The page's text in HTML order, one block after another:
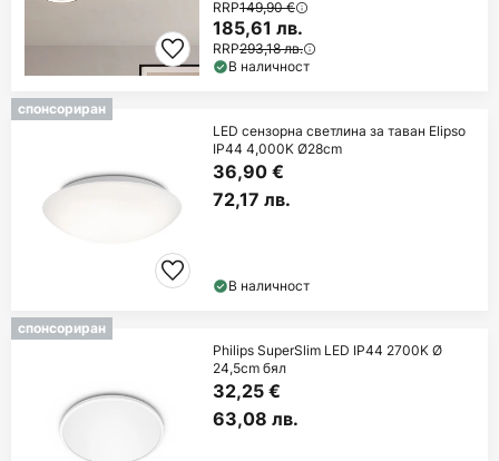
RRP149,90 €
185,61 лв.
RRP293,18 лв.
В наличност
спонсориран
LED сензорна светлина за таван Elipso
IP44 4,000K Ø28cm
36,90 €
72,17 лв.
В наличност
спонсориран
Philips SuperSlim LED IP44 2700K Ø
24,5cm бял
32,25 €
63,08 лв.